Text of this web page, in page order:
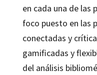
en cada una de las
foco puesto en las
conectadas y
gamificadas y
del análisis